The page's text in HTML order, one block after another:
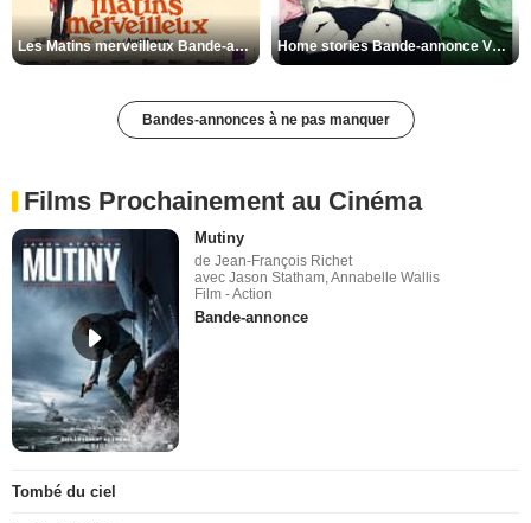
Les Matins merveilleux Bande-annonce VF Home stories Bande-annonce VO STFR
Bandes-annonces à ne pas manquer
Films Prochainement au Cinéma
Mutiny
de Jean-François Richet
avec Jason Statham, Annabelle Wallis
Film - Action
Bande-annonce
Tombé du ciel